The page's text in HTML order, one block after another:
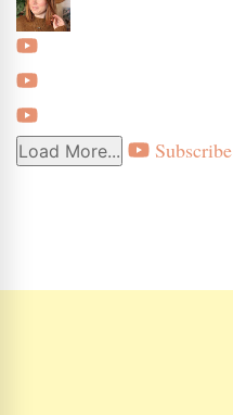
Load More... Subscribe